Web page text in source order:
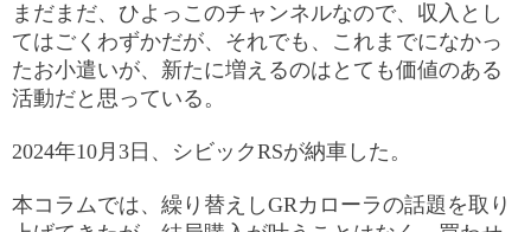
まだまだ、ひよっこのチャンネルなので、収入とし
てはごくわずかだが、それでも、これまでになかっ
たお小遣いが、新たに増えるのはとても価値のある
活動だと思っている。
2024年10月3日、シビックRSが納車した。
本コラムでは、繰り替えしGRカローラの話題を取り